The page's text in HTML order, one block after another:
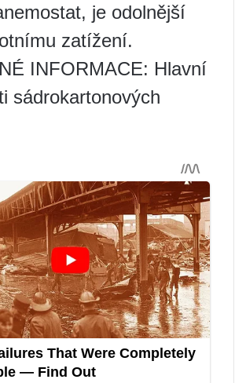
je odolnější
zatížení.
INFORMACE: Hlavní
sádrokartonových